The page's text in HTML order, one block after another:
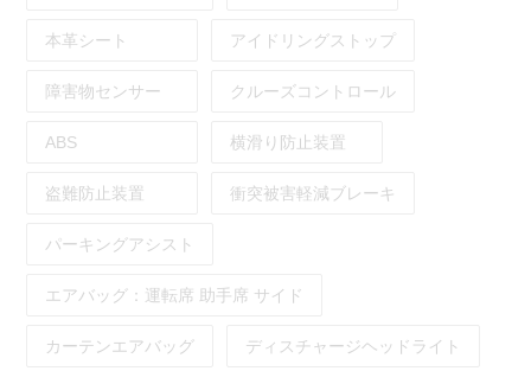
本革シート アイドリングストップ
障害物センサー クルーズコントロール
ABS 横滑り防止装置
盗難防止装置 衝突被害軽減ブレーキ
パーキングアシスト
エアバッグ： 運転席 助手席 サイド
カーテンエアバッグ ディスチャージヘッドライト